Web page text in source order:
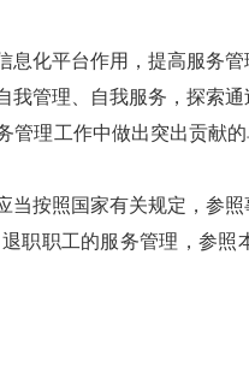
化平台作用，提高服务管
管理、自我服务，探索
管理工作中做出突出贡献
按照国家有关规定，参照
职职工的服务管理，参